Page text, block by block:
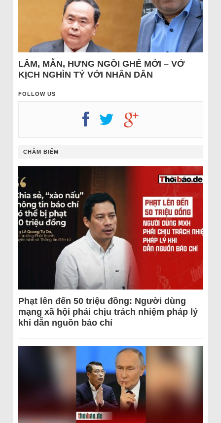
LÂM, MẪN, HƯNG NGỒI GHẾ MỚI – VỞ
KỊCH NGHÌN TỶ VỚI NHÂN DÂN
FOLLOW US
CHÂM BIẾM
Phạt lên đến 50 triệu đồng: Người dùng
mạng xã hội phải chịu trách nhiệm pháp lý
khi dẫn nguồn báo chí